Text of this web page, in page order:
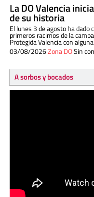
La DO Valencia
de su historia
El lunes 3 de agosto ha dado
primeros racimos de la
Protegida Valencia con
03/08/2026Zona DOSin
A sorbos y bocados